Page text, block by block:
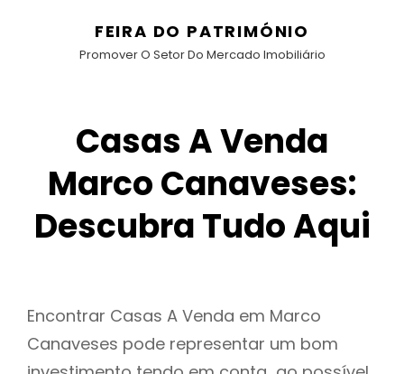
FEIRA DO PATRIMÓNIO
Promover O Setor Do Mercado Imobiliário
Casas A Venda
Marco Canaveses:
Descubra Tudo Aqui
Encontrar Casas A Venda em Marco
Canaveses pode representar um bom